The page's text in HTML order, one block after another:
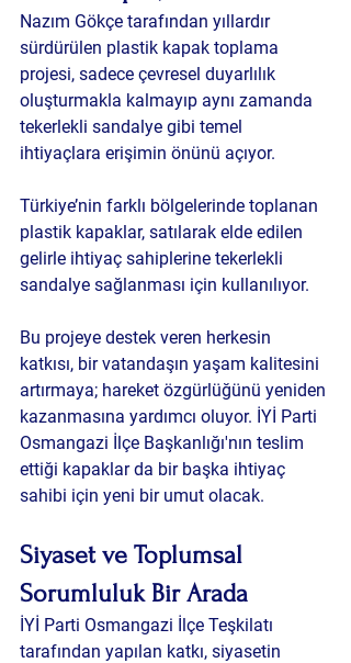
Nazım Gökçe tarafından yıllardır
sürdürülen plastik kapak toplama
projesi, sadece çevresel duyarlılık
oluşturmakla kalmayıp aynı zamanda
tekerlekli sandalye gibi temel
ihtiyaçlara erişimin önünü açıyor.
Türkiye’nin farklı bölgelerinde toplanan
plastik kapaklar, satılarak elde edilen
gelirle ihtiyaç sahiplerine tekerlekli
sandalye sağlanması için kullanılıyor.
Bu projeye destek veren herkesin
katkısı, bir vatandaşın yaşam kalitesini
artırmaya; hareket özgürlüğünü yeniden
kazanmasına yardımcı oluyor. İYİ Parti
Osmangazi İlçe Başkanlığı'nın teslim
ettiği kapaklar da bir başka ihtiyaç
sahibi için yeni bir umut olacak.
Siyaset ve Toplumsal
Sorumluluk Bir Arada
İYİ Parti Osmangazi İlçe Teşkilatı
tarafından yapılan katkı, siyasetin